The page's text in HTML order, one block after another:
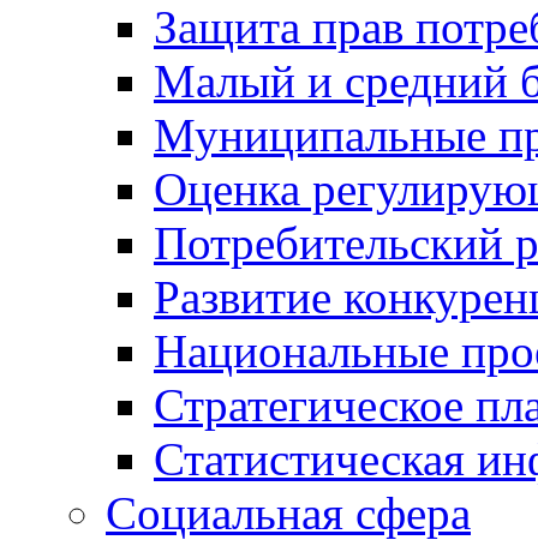
Защита прав
Малый и средний
Муниципальные
Оценка
Потребительский
Развитие
Национальные
Стратегическое
Статистическая
Социальная сфера